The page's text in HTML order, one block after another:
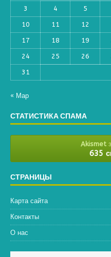
3 4 5
10 11 12
17 18 19
24 25 26
31
« Мар
СТАТИСТИКА СПАМА
Akismet
635
СТРАНИЦЫ
Карта сайта
Контакты
О нас